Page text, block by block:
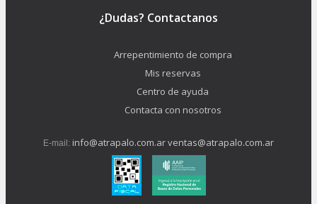
¿Dudas? Contactanos
Arrepentimiento de compra
Mis reservas
Centro de ayuda
Contacta con nosotros
E-mail: info@atrapalo.com.arventas@atrapalo.com.ar